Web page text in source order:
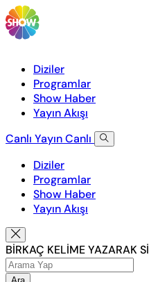
Diziler
Programlar
Show Haber
Yayın Akışı
Canlı YayınCanlı
Diziler
Programlar
Show Haber
Yayın Akışı
BİRKAÇ KELİME YAZARAK